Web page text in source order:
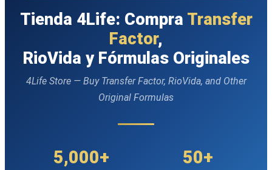
Tienda 4Life: Compra Transfer
Factor,
RioVida y Fórmulas Originales
4Life Store — Buy Transfer Factor, RioVida, and Other
Original Formulas
5,000+ 50+